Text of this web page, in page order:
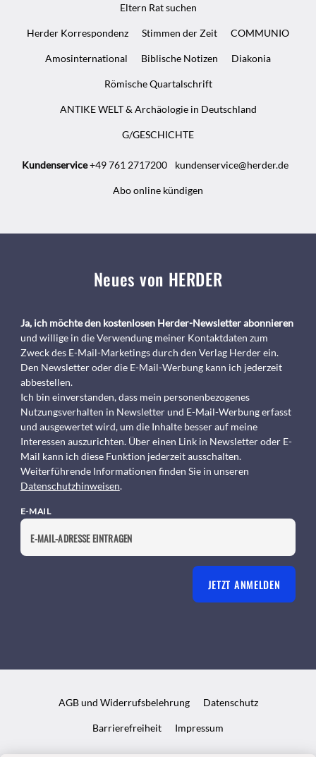
Eltern Rat suchen
Herder Korrespondenz Stimmen der Zeit COMMUNIO
Amosinternational Biblische Notizen Diakonia
Römische Quartalschrift
ANTIKE WELT & Archäologie in Deutschland
G/GESCHICHTE
Kundenservice+49 761 2717200 kundenservice@herder.de
Abo online kündigen
Neues von HERDER
Ja, ich möchte den kostenlosen Herder-Newsletter abonnieren
und willige in die Verwendung meiner Kontaktdaten zum
Zweck des E-Mail-Marketings durch den Verlag Herder ein.
Den Newsletter oder die E-Mail-Werbung kann ich jederzeit
abbestellen.
Ich bin einverstanden, dass mein personenbezogenes
Nutzungsverhalten in Newsletter und E-Mail-Werbung erfasst
und ausgewertet wird, um die Inhalte besser auf meine
Interessen auszurichten. Über einen Link in Newsletter oder E-
Mail kann ich diese Funktion jederzeit ausschalten.
Weiterführende Informationen finden Sie in unseren
Datenschutzhinweisen.
E-MAIL
JETZT ANMELDEN
AGB und Widerrufsbelehrung Datenschutz
Barrierefreiheit Impressum